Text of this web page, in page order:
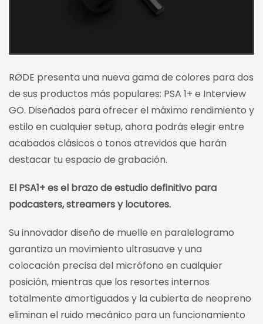
RØDE presenta una nueva gama de colores para dos
de sus productos más populares: PSA 1+ e Interview
GO. ​Diseñados para ofrecer el máximo rendimiento y
estilo en cualquier setup, ahora podrás elegir entre
acabados clásicos o tonos atrevidos que harán
destacar tu espacio de grabación.
El PSA1+ es el brazo de estudio definitivo para
podcasters, streamers y locutores.
Su innovador diseño de muelle en paralelogramo
garantiza un movimiento ultrasuave y una
colocación precisa del micrófono en cualquier
posición, mientras que los resortes internos
totalmente amortiguados y la cubierta de neopreno
eliminan el ruido mecánico para un funcionamiento